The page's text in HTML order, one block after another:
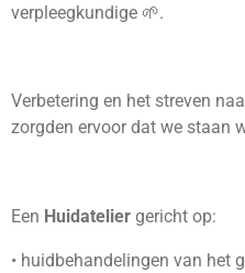
verpleegkundige 🌱.
Verbetering en het streven
zorgden ervoor dat we staan
Een Huidatelier gericht op:
• huidbehandelingen van het